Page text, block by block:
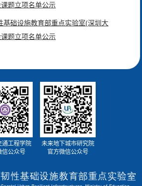
题立项名单公示
基础设施教育部重点实验室(深圳大
题立项名单公示
通工程学院
信公众号
未来地下城市研究院
官方微信公众号